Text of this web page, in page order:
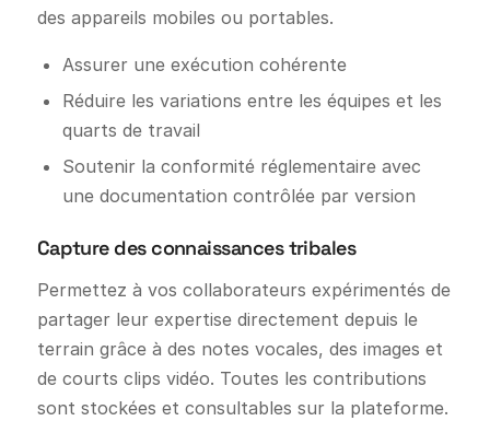
des appareils mobiles ou portables.
Assurer une exécution cohérente
Réduire les variations entre les équipes et les
quarts de travail
Soutenir la conformité réglementaire avec
une documentation contrôlée par version
Capture des connaissances tribales
Permettez à vos collaborateurs expérimentés de
partager leur expertise directement depuis le
terrain grâce à des notes vocales, des images et
de courts clips vidéo. Toutes les contributions
sont stockées et consultables sur la plateforme.